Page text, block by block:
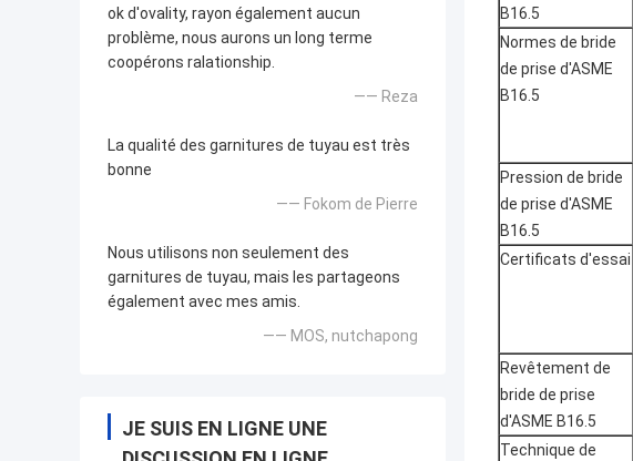
ok d'ovality, rayon également aucun
problème, nous aurons un long terme
coopérons ralationship.
—— Reza
La qualité des garnitures de tuyau est très
bonne
—— Fokom de Pierre
Nous utilisons non seulement des
garnitures de tuyau, mais les partageons
également avec mes amis.
—— MOS, nutchapong
JE SUIS EN LIGNE UNE
B16.5
Normes de bride
de prise d'ASME
B16.5
Pression de bride
de prise d'ASME
B16.5
Certificats d'essai
Revêtement de
bride de prise
d'ASME B16.5
Technique de